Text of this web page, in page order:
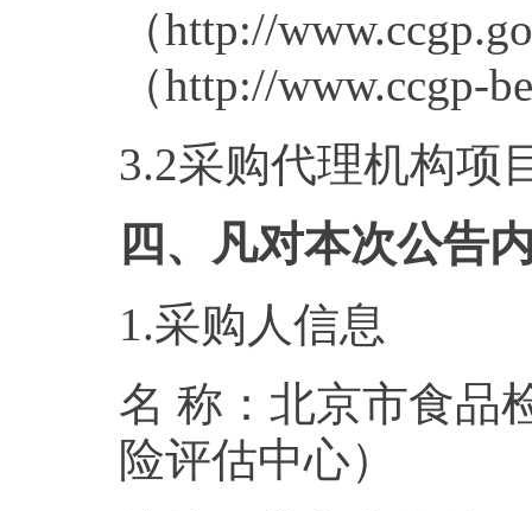
（http://
（http://www.ccgp-
3.2采购代理机构项
四、凡对本次公告
1.采购人信息
名 称：北京市食品
险评估中